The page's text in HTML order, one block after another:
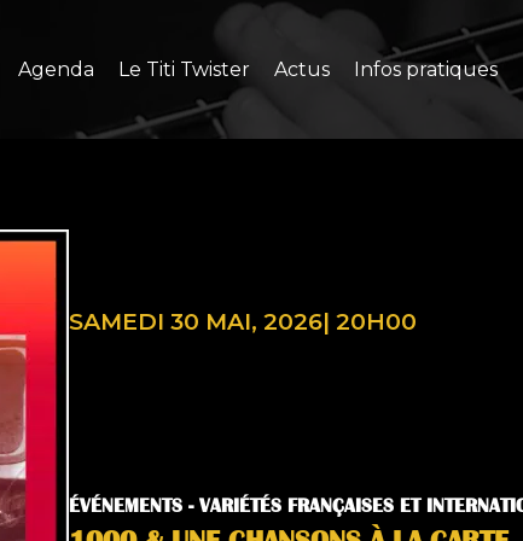
Agenda Le Titi Twister Actus Infos pratiques
SAMEDI 30 MAI, 2026| 20H00
ÉVÉNEMENTS - VARIÉTÉS FRANÇAISES ET